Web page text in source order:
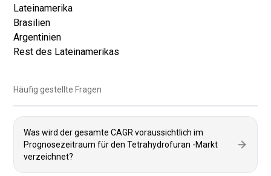
Lateinamerika
Brasilien
Argentinien
Rest des Lateinamerikas
Häufig gestellte Fragen
Was wird der gesamte CAGR voraussichtlich im
Prognosezeitraum für den Tetrahydrofuran -Markt
verzeichnet?